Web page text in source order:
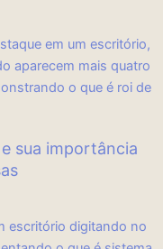
sua importância